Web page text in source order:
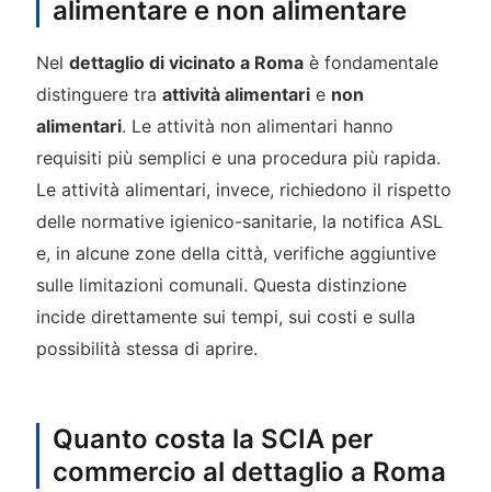
alimentare e non alimentare
Nel dettaglio di vicinato a Romaè fondamentale
distinguere tra attività alimentarie non
alimentari. Le attività non alimentari hanno
requisiti più semplici e una procedura più rapida.
Le attività alimentari, invece, richiedono il rispetto
delle normative igienico-sanitarie, la notifica ASL
e, in alcune zone della città, verifiche aggiuntive
sulle limitazioni comunali. Questa distinzione
incide direttamente sui tempi, sui costi e sulla
possibilità stessa di aprire.
Quanto costa la SCIA per
commercio al dettaglio a Roma